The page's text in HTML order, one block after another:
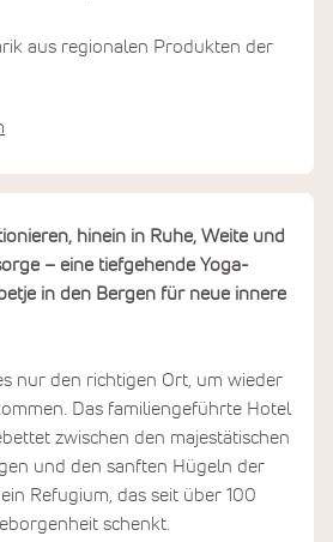
aus regionalen Produkten der
hinein in Ruhe, Weite und
– eine tiefgehende Yoga-
in den Bergen für neue innere
nur den richtigen Ort, um wieder
Das familiengeführte Hotel
zwischen den majestätischen
und den sanften Hügeln der
Refugium, das seit über 100
schenkt.